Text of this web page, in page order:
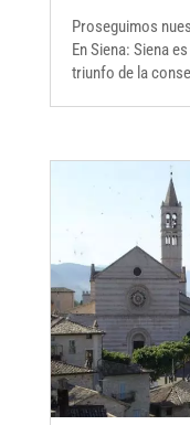
Proseguimos
En Siena: Siena
triunfo de la